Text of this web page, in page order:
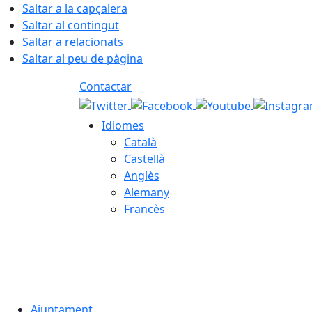
Saltar a la capçalera
Saltar al contingut
Saltar a relacionats
Saltar al peu de pàgina
Contactar
Idiomes
Català
Castellà
Anglès
Alemany
Francès